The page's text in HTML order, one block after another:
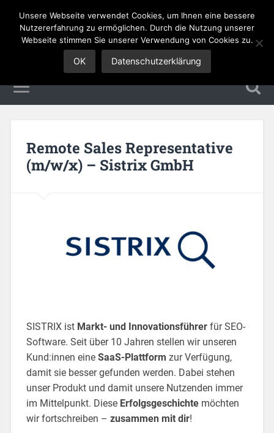
Sales Jobs
Remote Sales Representative
(m/w/x) – Sistrix GmbH
SISTRIX ist Markt- und Innovationsführerfür SEO-
Software. Seit über 10 Jahren stellen wir unseren
Kund:innen eine SaaS-Plattform zur Verfügung,
damit sie besser gefunden werden. Dabei stehen
unser Produkt und damit unsere Nutzenden immer
im Mittelpunkt. Diese Erfolgsgeschichtemöchten
wir fortschreiben – zusammen mit dir!
Unsere Webseite verwendet Cookies, um Ihnen eine bessere
Nutzererfahrung zu ermöglichen. Durch die Nutzung unserer
Webseite stimmen Sie unserer Verwendung von Cookies zu.
OK Datenschutzerklärung